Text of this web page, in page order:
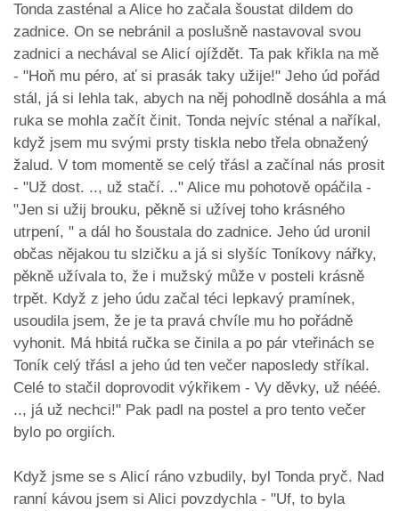
Tonda zasténal a Alice ho začala šoustat dildem do
zadnice. On se nebránil a poslušně nastavoval svou
zadnici a nechával se Alicí ojíždět. Ta pak křikla na mě
- "Hoň mu péro, ať si prasák taky užije!" Jeho úd pořád
stál, já si lehla tak, abych na něj pohodlně dosáhla a má
ruka se mohla začít činit. Tonda nejvíc sténal a naříkal,
když jsem mu svými prsty tiskla nebo třela obnažený
žalud. V tom momentě se celý třásl a začínal nás prosit
- "Už dost. .., už stačí. .." Alice mu pohotově opáčila -
"Jen si užij brouku, pěkně si užívej toho krásného
utrpení, " a dál ho šoustala do zadnice. Jeho úd uronil
občas nějakou tu slzičku a já si slyšíc Toníkovy nářky,
pěkně užívala to, že i mužský může v posteli krásně
trpět. Když z jeho údu začal téci lepkavý pramínek,
usoudila jsem, že je ta pravá chvíle mu ho pořádně
vyhonit. Má hbitá ručka se činila a po pár vteřinách se
Toník celý třásl a jeho úd ten večer naposledy stříkal.
Celé to stačil doprovodit výkřikem - Vy děvky, už nééé.
.., já už nechci!" Pak padl na postel a pro tento večer
bylo po orgiích.
Když jsme se s Alicí ráno vzbudily, byl Tonda pryč. Nad
ranní kávou jsem si Alici povzdychla - "Uf, to byla